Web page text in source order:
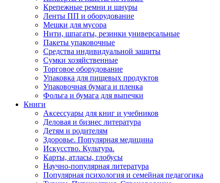
Крепежные ремни и шнуры
Ленты ПП и оборудование
Мешки для мусора
Нити, шпагаты, резинки универсальные
Пакеты упаковочные
Средства индивидуальной защиты
Сумки хозяйственные
Торговое оборудование
Упаковка для пищевых продуктов
Упаковочная бумага и пленка
Фольга и бумага для выпечки
Книги
Аксессуары для книг и учебников
Деловая и бизнес литература
Детям и родителям
Здоровье. Популярная медицина
Искусство. Культура.
Карты, атласы, глобусы
Научно-популярная литература
Популярная психология и семейная педагогика